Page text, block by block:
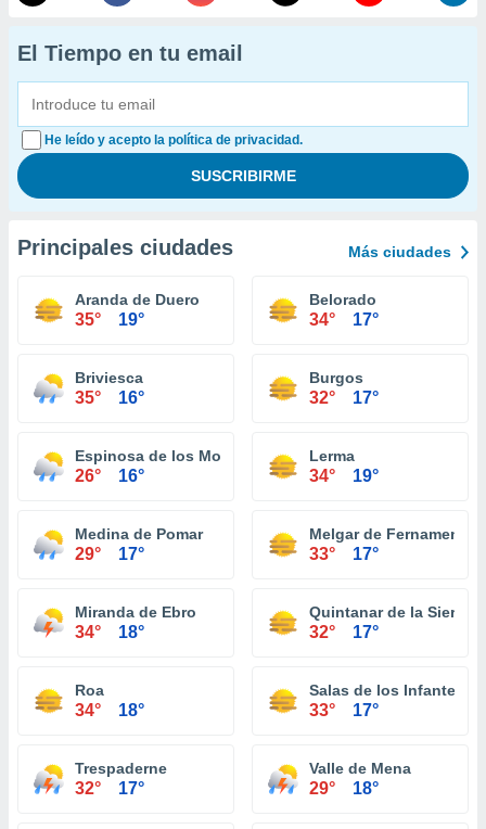
El Tiempo en tu email
He leído y acepto la política de privacidad.
Principales ciudades Más ciudades
Aranda de Duero
35° 19°
Belorado
34° 17°
Briviesca
35° 16°
Burgos
32° 17°
Espinosa de los Monteros
26° 16°
Lerma
34° 19°
Medina de Pomar
29° 17°
Melgar de Fernamental
33° 17°
Miranda de Ebro
34° 18°
Quintanar de la Sierra
32° 17°
Roa
34° 18°
Salas de los Infantes
33° 17°
Trespaderne
32° 17°
Valle de Mena
29° 18°